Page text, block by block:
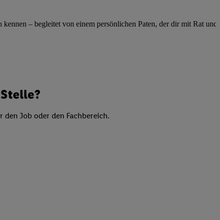
– begleitet von einem persönlichen Paten, der dir mit Rat und
Job oder den Fachbereich.
von
Analyse
von Profilen